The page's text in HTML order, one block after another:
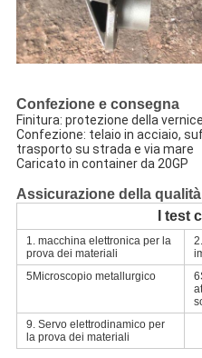
Confezione e consegna
Finitura: protezione della vernice
Confezione: telaio in acciaio,
trasporto su strada e via mare
Caricato in container da 20GP
Assicurazione della qualità
I test
1. macchina elettronica per la
prova dei materiali
5Microscopio metallurgico
9. Servo elettrodinamico per
la prova dei materiali